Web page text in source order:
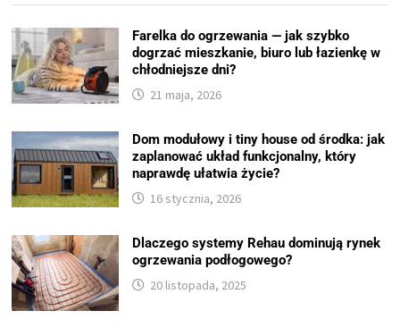
Farelka do ogrzewania — jak szybko
dogrzać mieszkanie, biuro lub łazienkę w
chłodniejsze dni?
21 maja, 2026
Dom modułowy i tiny house od środka: jak
zaplanować układ funkcjonalny, który
naprawdę ułatwia życie?
16 stycznia, 2026
Dlaczego systemy Rehau dominują rynek
ogrzewania podłogowego?
20 listopada, 2025